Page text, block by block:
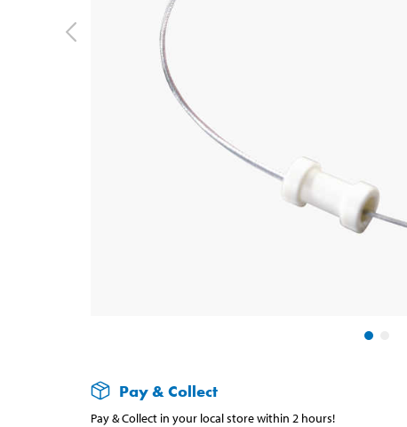
Pay & Collect
Pay & Collect in your local store within 2 hours!